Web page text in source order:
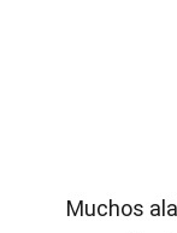
Muchos